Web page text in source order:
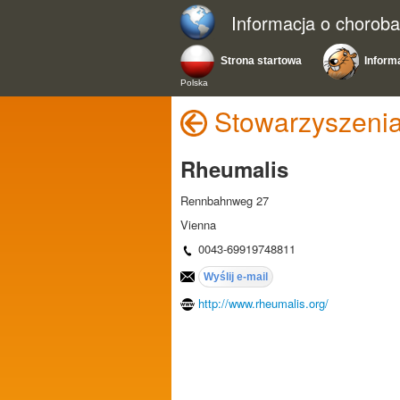
Informacja o
Strona startowa
Polska
Rheumalis
Rennbahnweg 27
Vienna
0043-69919748811
http://www.rheumalis.org/